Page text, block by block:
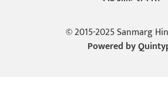
© 2015-2025 Sanmarg
Powered by